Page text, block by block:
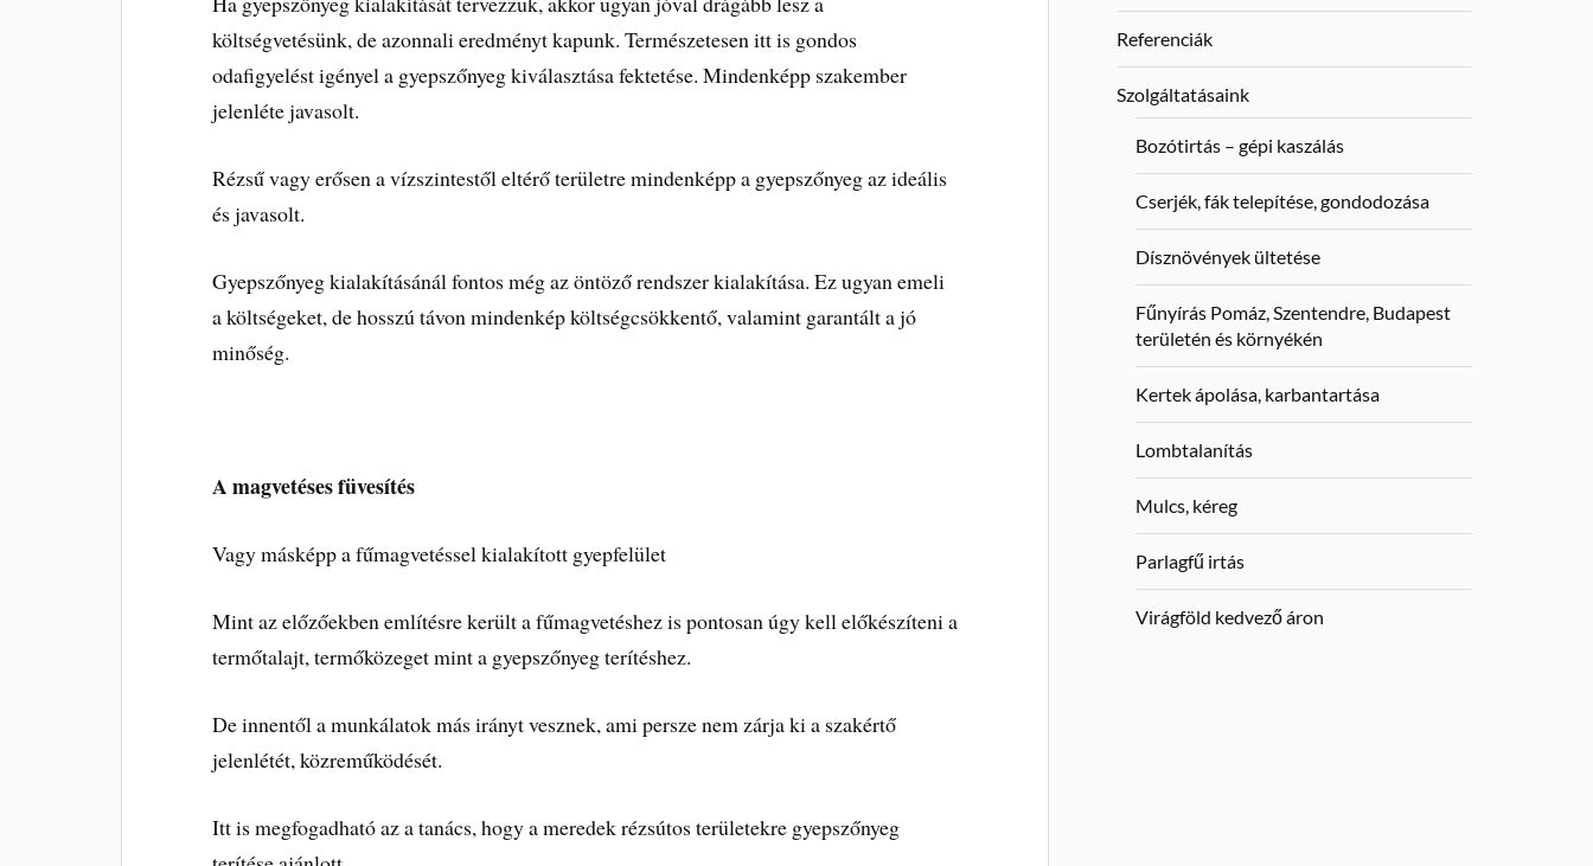
költségvetésünk, de azonnali eredményt kapunk. Természetesen itt is gondos
odafigyelést igényel a gyepszőnyeg kiválasztása fektetése. Mindenképp szakember
jelenléte javasolt.
Rézsű vagy erősen a vízszintestől eltérő területre mindenképp a gyepszőnyeg az ideális
és javasolt.
Gyepszőnyeg kialakításánál fontos még az öntöző rendszer kialakítása. Ez ugyan emeli
a költségeket, de hosszú távon mindenkép költségcsökkentő, valamint garantált a jó
minőség.
A magvetéses füvesítés
Vagy másképp a fűmagvetéssel kialakított gyepfelület
Mint az előzőekben említésre került a fűmagvetéshez is pontosan úgy kell előkészíteni a
termőtalajt, termőközeget mint a gyepszőnyeg terítéshez.
De innentől a munkálatok más irányt vesznek, ami persze nem zárja ki a szakértő
jelenlétét, közreműködését.
Itt is megfogadható az a tanács, hogy a meredek rézsútos területekre gyepszőnyeg
Referenciák
Szolgáltatásaink
Bozótirtás – gépi kaszálás
Cserjék, fák telepítése, gondodozása
Dísznövények ültetése
Fűnyírás Pomáz, Szentendre, Budapest
területén és környékén
Kertek ápolása, karbantartása
Lombtalanítás
Mulcs, kéreg
Parlagfű irtás
Virágföld kedvező áron